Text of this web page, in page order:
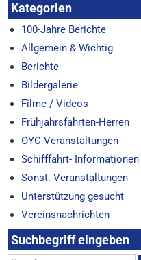
Kategorien
100-Jahre Berichte
Allgemein & Wichtig
Berichte
Bildergalerie
Filme / Videos
Frühjahrsfahrten-Herren
OYC Veranstaltungen
Schifffahrt- Informationen
Sonst. Veranstaltungen
Unterstützung gesucht
Vereinsnachrichten
Suchbegriff eingeben